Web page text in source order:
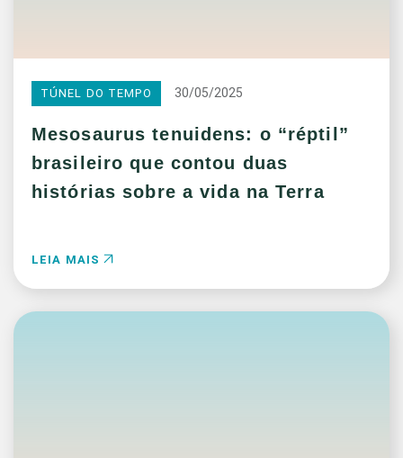
TÚNEL DO TEMPO 30/05/2025
Mesosaurus tenuidens: o “réptil”
brasileiro que contou duas
histórias sobre a vida na Terra
LEIA MAIS